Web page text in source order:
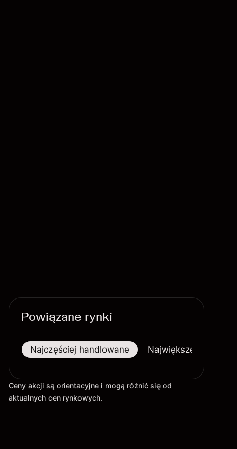
Powiązane rynki
Najczęściej handlowane Największe wzrosty
Ceny akcji są orientacyjne i mogą różnić się od
aktualnych cen rynkowych.